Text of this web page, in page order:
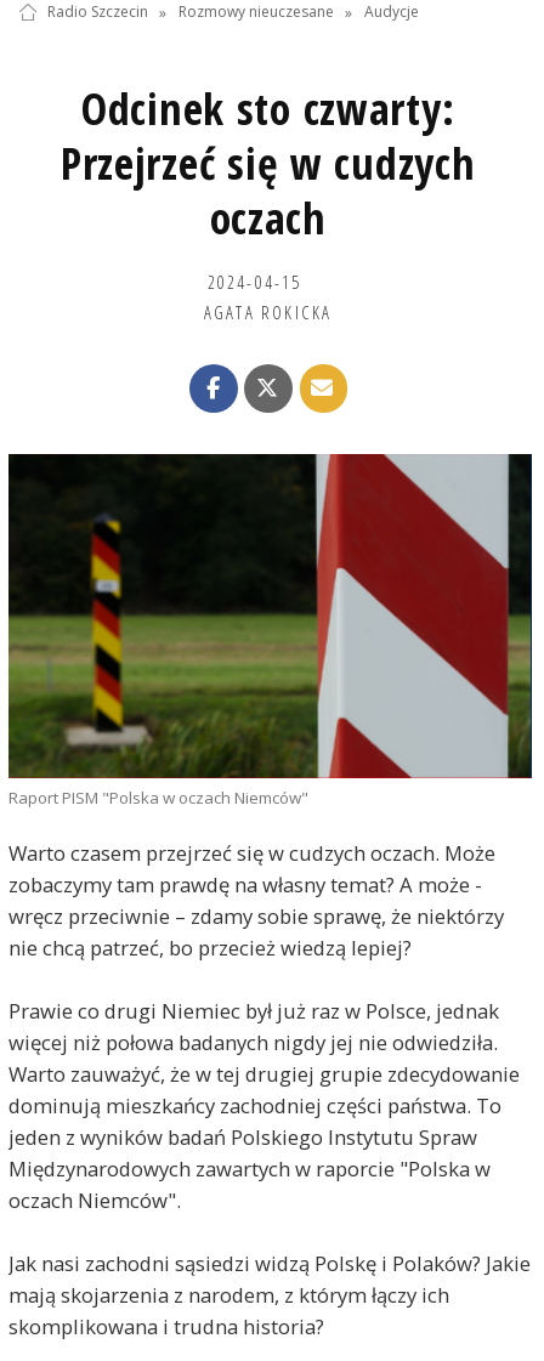
Radio Szczecin » Rozmowy nieuczesane » Audycje
Odcinek sto czwarty:
Przejrzeć się w cudzych
oczach
2024-04-15
AGATA ROKICKA
Raport PISM "Polska w oczach Niemców"
Warto czasem przejrzeć się w cudzych oczach. Może
zobaczymy tam prawdę na własny temat? A może -
wręcz przeciwnie – zdamy sobie sprawę, że niektórzy
nie chcą patrzeć, bo przecież wiedzą lepiej?
Prawie co drugi Niemiec był już raz w Polsce, jednak
więcej niż połowa badanych nigdy jej nie odwiedziła.
Warto zauważyć, że w tej drugiej grupie zdecydowanie
dominują mieszkańcy zachodniej części państwa. To
jeden z wyników badań Polskiego Instytutu Spraw
Międzynarodowych zawartych w raporcie "Polska w
oczach Niemców".
Jak nasi zachodni sąsiedzi widzą Polskę i Polaków? Jakie
mają skojarzenia z narodem, z którym łączy ich
skomplikowana i trudna historia?